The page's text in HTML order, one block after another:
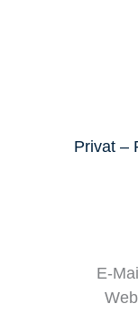
Privat –
E-